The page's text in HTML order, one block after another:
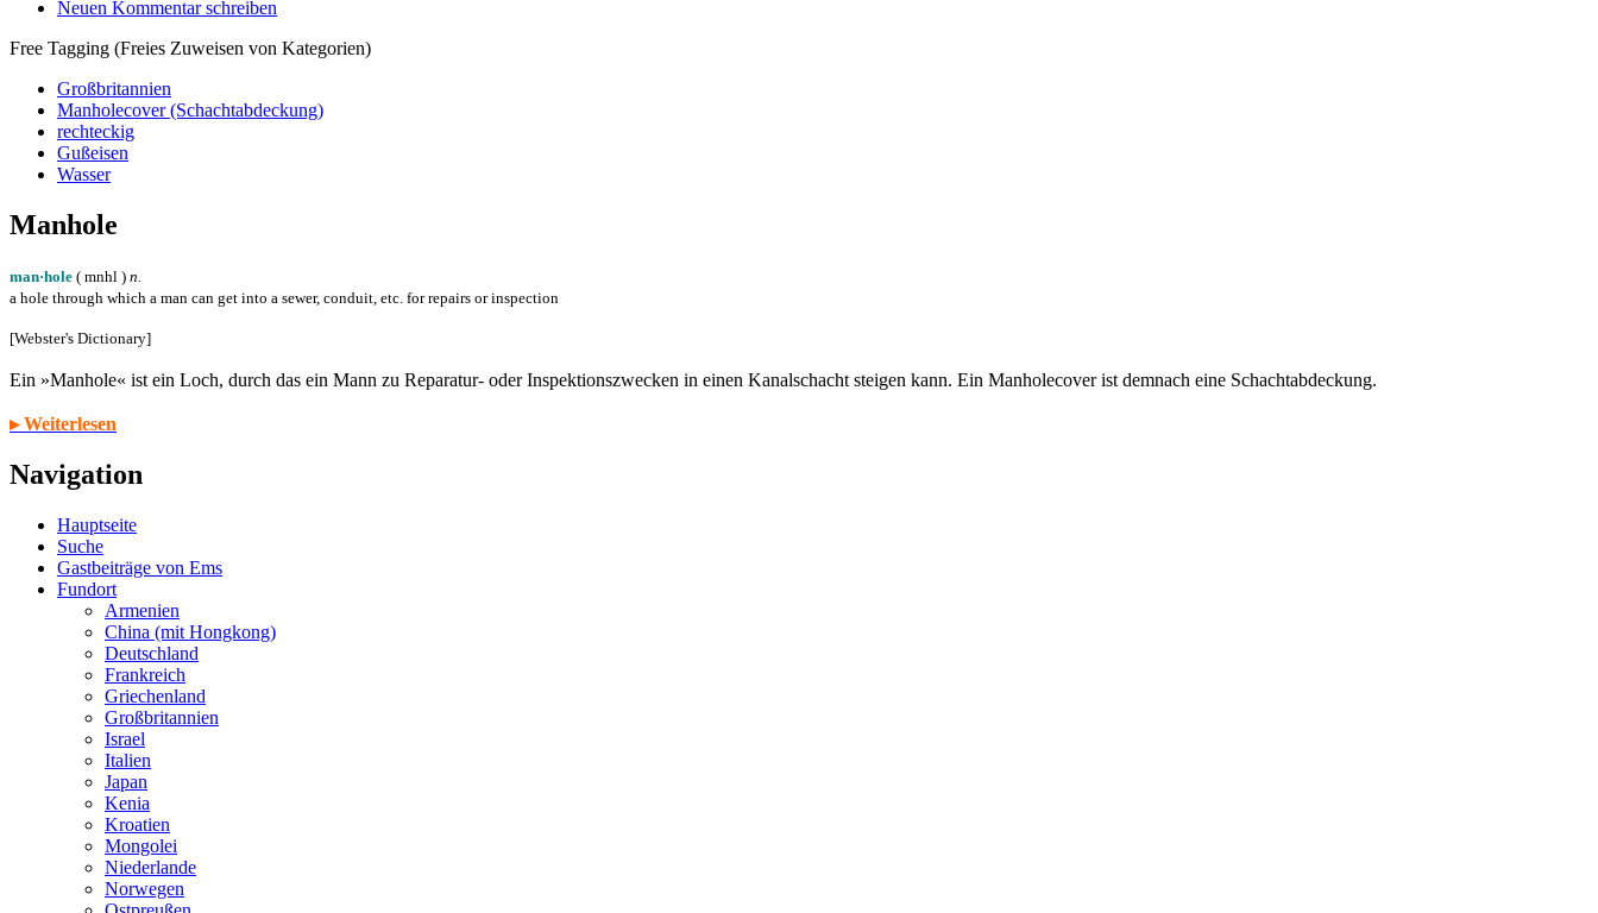
Neuen Kommentar schreiben
Free Tagging (Freies Zuweisen von Kategorien)
Großbritannien
Manholecover (Schachtabdeckung)
rechteckig
Gußeisen
Wasser
Manhole
man·hole ( mnhl ) n.
a hole through which a man can get into a sewer, conduit, etc. for repairs or inspection
[Webster's Dictionary]
Ein »Manhole« ist ein Loch, durch das ein Mann zu Reparatur- oder Inspektionszwecken in einen Kanalschacht steigen kann. Ein Manholecover ist demnach eine Schachtabdeckung.
▸ Weiterlesen
Navigation
Hauptseite
Suche
Gastbeiträge von Ems
Fundort
Armenien
China (mit Hongkong)
Deutschland
Frankreich
Griechenland
Großbritannien
Israel
Italien
Japan
Kenia
Kroatien
Mongolei
Niederlande
Norwegen